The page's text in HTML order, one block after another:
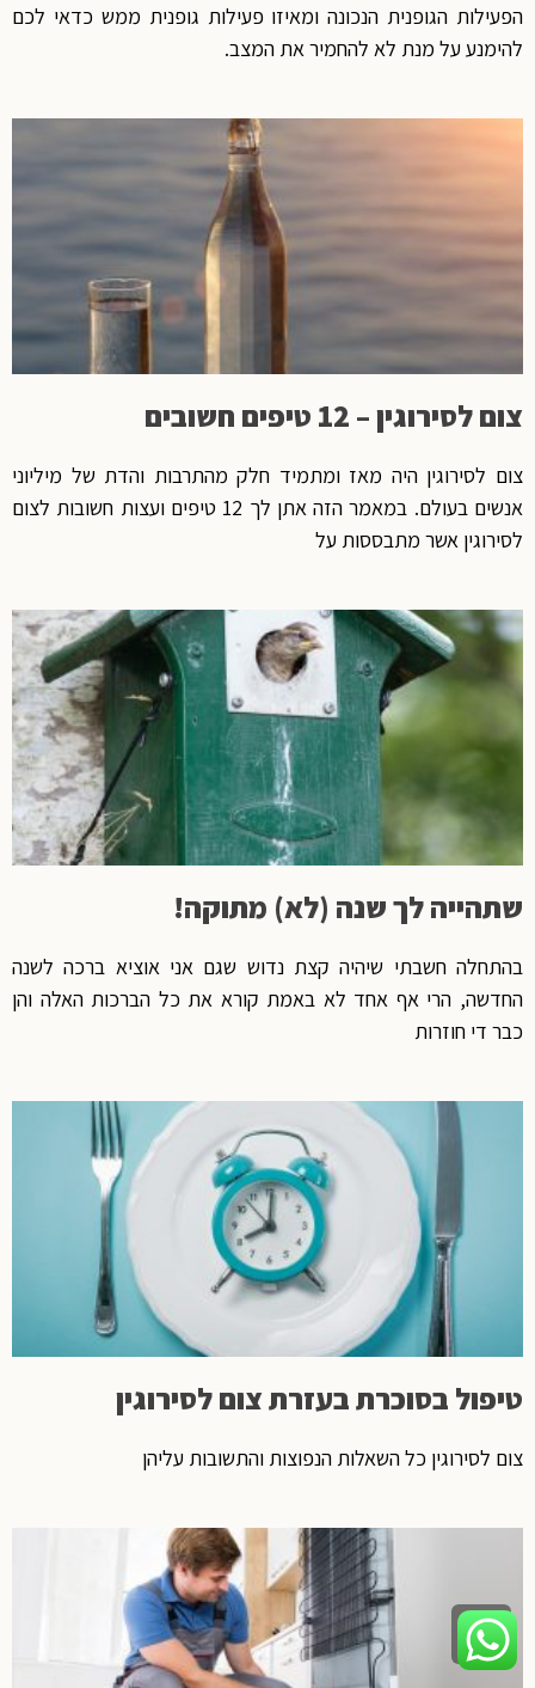
הפעילות הגופנית הנכונה ומאיזו פעילות גופנית ממש כדאי לכם
להימנע על מנת לא להחמיר את המצב.
צום לסירוגין – 12 טיפים חשובים
צום לסירוגין היה מאז ומתמיד חלק מהתרבות והדת של מיליוני
אנשים בעולם. במאמר הזה אתן לך 12 טיפים ועצות חשובות לצום
לסירוגין אשר מתבססות על
שתהייה לך שנה (לא) מתוקה!
בהתחלה חשבתי שיהיה קצת נדוש שגם אני אוציא ברכה לשנה
החדשה, הרי אף אחד לא באמת קורא את כל הברכות האלה והן
כבר די חוזרות
טיפול בסוכרת בעזרת צום לסירוגין
צום לסירוגין כל השאלות הנפוצות והתשובות עליהן
גלילה
לראש
העמוד